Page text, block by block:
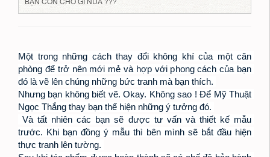
Một trong những cách thay đổi không khí của một căn
phòng để trở nên mới mẻ và hợp với phong cách của bạn
đó là vẽ lên chúng những bức tranh mà bạn thích.
Nhưng bạn không biết vẽ. Okay. Không sao ! Để Mỹ Thuật
Ngọc Thắng thay bạn thể hiện những ý tưởng đó.
Và tất nhiên các bạn sẽ được tư vấn và thiết kế mẫu
trước. Khi bạn đồng ý mẫu thì bên mình sẽ bắt đầu hiện
thực tranh lên tường.